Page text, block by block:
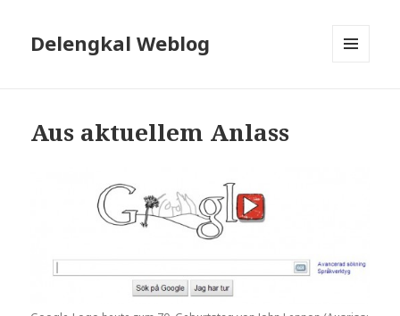
Delengkal Weblog
Aus aktuellem Anlass